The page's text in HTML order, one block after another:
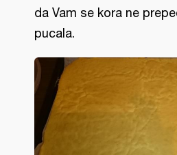
da Vam se kora ne
pucala.